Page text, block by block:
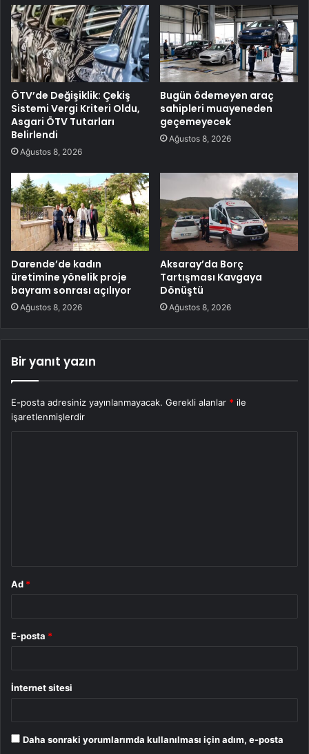
ÖTV’de Değişiklik: Çekiş
Sistemi Vergi Kriteri Oldu,
Asgari ÖTV Tutarları
Belirlendi
Ağustos 8, 2026
Bugün ödemeyen araç
sahipleri muayeneden
geçemeyecek
Ağustos 8, 2026
Darende’de kadın
üretimine yönelik proje
bayram sonrası açılıyor
Ağustos 8, 2026
Aksaray’da Borç
Tartışması Kavgaya
Dönüştü
Ağustos 8, 2026
Bir yanıt yazın
E-posta adresiniz yayınlanmayacak. Gerekli alanlar * ile
işaretlenmişlerdir
Ad *
E-posta *
İnternet sitesi
Daha sonraki yorumlarımda kullanılması için adım, e-posta